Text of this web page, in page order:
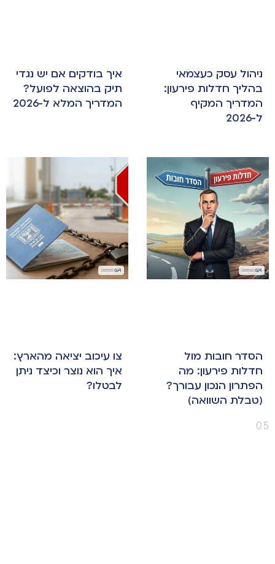
ניהול עסק כעצמאי
בהליך חדלות פירעון:
המדריך המקיף
ל-2026
איך בודקים אם יש נגדי
תיק בהוצאה לפועל?
המדריך המלא ל-2026
הסדר חובות מול
חדלות פירעון: מה
הפתרון הנכון עבורך?
(טבלת השוואה)
צו עיכוב יציאה מהארץ:
איך הוא נוצר וכיצד ניתן
לבטלו?